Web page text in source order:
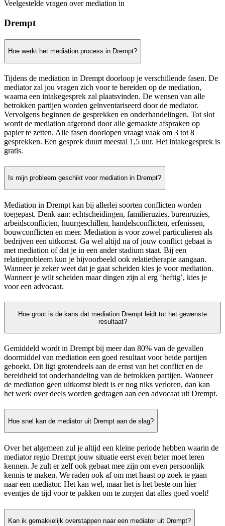
Veelgestelde vragen over mediation in
Drempt
Hoe werkt het mediation process in Drempt?
Tijdens de mediation in Drempt doorloop je verschillende fasen. De
mediator zal jou vragen zich voor te bereiden op de mediation,
waarna een intakegesprek zal plaatsvinden. De wensen van alle
betrokken partijen worden geïnventariseerd door de mediator.
Vervolgens beginnen de gesprekken en onderhandelingen. Tot slot
wordt de mediation afgerond door alle gemaakte afspraken op
papier te zetten. Alle fasen doorlopen vraagt vaak om 3 tot 8
gesprekken. Een gesprek duurt meestal 1,5 uur. Het intakegesprek is
gratis.
Is mijn probleem geschikt voor mediation in Drempt?
Mediation in Drempt kan bij allerlei soorten conflicten worden
toegepast. Denk aan: echtscheidingen, familieruzies, burenruzies,
arbeidsconflicten, huurgeschillen, handelsconflicten, erfenissen,
bouwconflicten en meer. Mediation is voor zowel particulieren als
bedrijven een uitkomst. Ga wel altijd na of jouw conflict gebaat is
met mediation of dat je in een ander stadium staat. Bij een
relatieprobleem kun je bijvoorbeeld ook relatietherapie aangaan.
Wanneer je zeker weet dat je gaat scheiden kies je voor mediation.
Wanneer je wilt scheiden maar dingen zijn al erg ‘heftig’, kies je
voor een advocaat.
Hoe groot is de kans dat mediation Drempt leidt tot het gewenste
resultaat?
Gemiddeld wordt in Drempt bij meer dan 80% van de gevallen
doormiddel van mediation een goed resultaat voor beide partijen
geboekt. Dit ligt grotendeels aan de ernst van het conflict en de
bereidheid tot onderhandeling van de betrokken partijen. Wanneer
de mediation geen uitkomst biedt is er nog niks verloren, dan kan
het werk over deels worden gedragen aan een advocaat uit Drempt.
Hoe snel kan de mediator uit Drempt aan de slag?
Over het algemeen zul je altijd een kleine periode hebben waarin de
mediator regio Drempt jouw situatie eerst even beter moet leren
kennen. Je zult er zelf ook gebaat mee zijn om even persoonlijk
kennis te maken. We raden ook af om met haast op zoek te gaan
naar een mediator. Het kan wel, maar het is het beste om hier
eventjes de tijd voor te pakken om te zorgen dat alles goed voelt!
Kan ik gemakkelijk overstappen naar een mediator uit Drempt?